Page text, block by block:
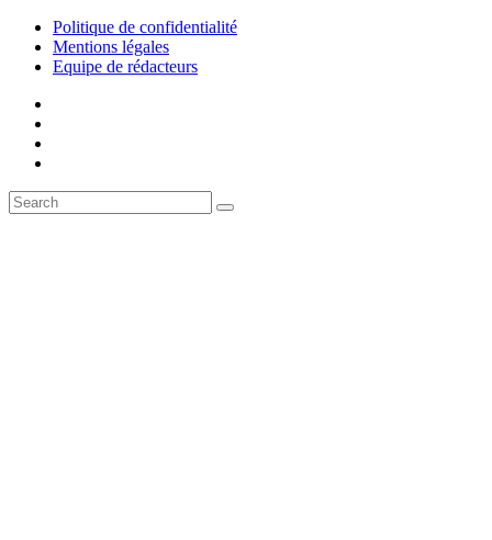
Politique de confidentialité
Mentions légales
Equipe de rédacteurs